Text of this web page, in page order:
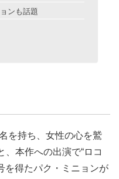
ンも話題
を持ち、女性の心を鷲
本作への出演で“ロコ
を得たパク・ミニョンが